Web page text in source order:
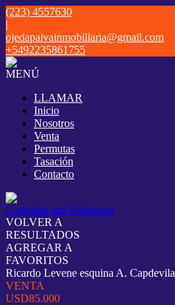
(223) 4557630
|
ojedapaivainmobiliaria@gmail.com
+5492235861755
MENÚ
LLAMAR
Inicio
Nosotros
Venta
Permutas
Tasación
Contacto
Consultar por Whatsapp
VOLVER A
RESULTADOS
AGREGAR A
FAVORITOS
Ricardo Levene esquina A. Capdevila
VENTA
USD85.000